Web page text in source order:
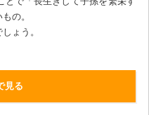
の。
ょう。
見る